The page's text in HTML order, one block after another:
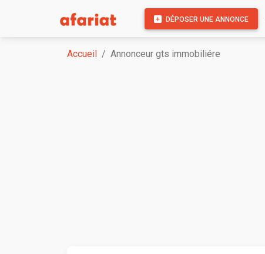
DÉPOSER UNE ANNONCE
Accueil Annonceur gts immobiliére